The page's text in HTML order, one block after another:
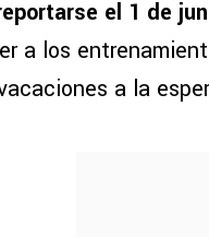
el 1 de
a los
a la